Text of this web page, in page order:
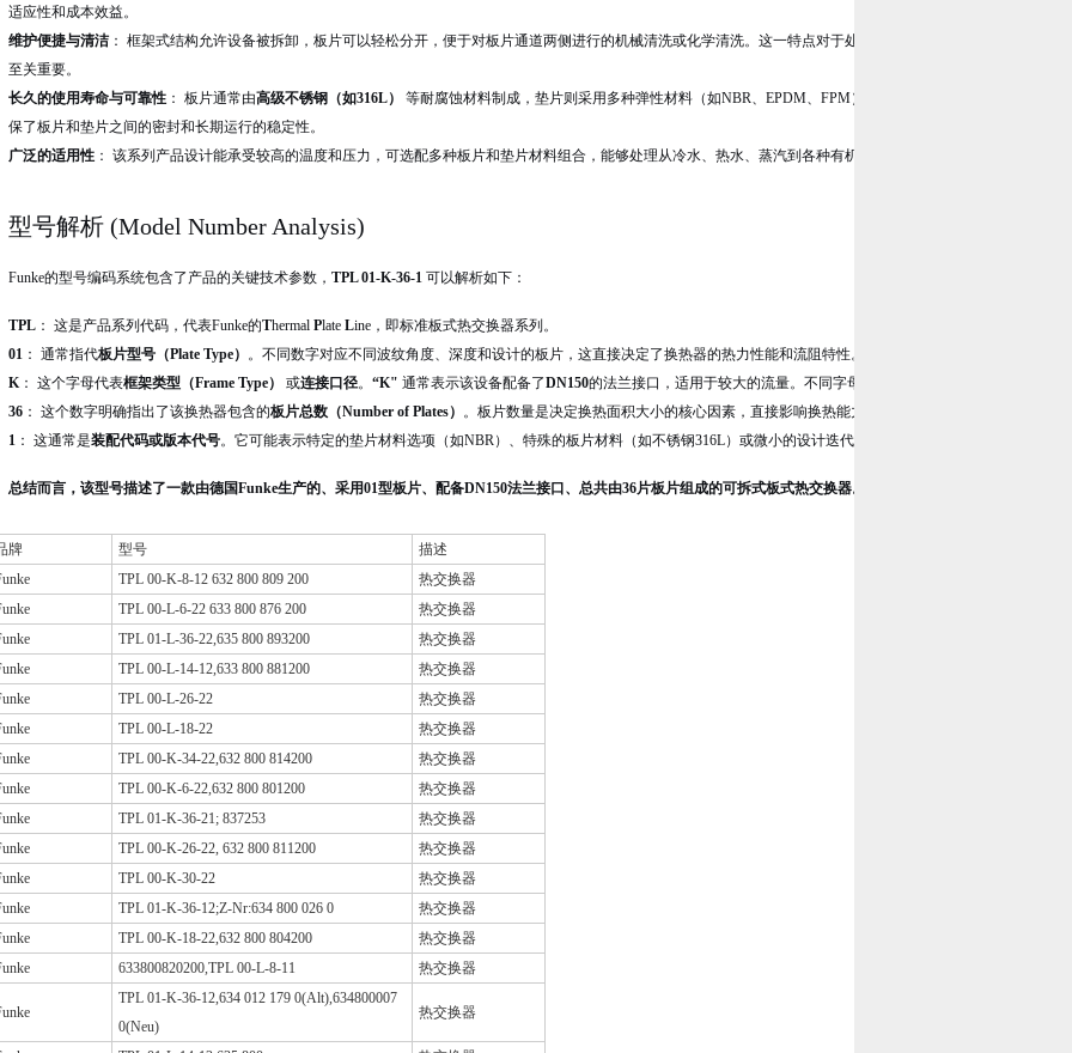
适应性和成本效益。
维护便捷与清洁： 框架式结构允许设备被拆卸，板片可以轻松分开，便于对板片通道两侧进行的机械清洗或化学清洗。这一特点对于处理易结垢的流体或卫生要求严格
至关重要。
长久的使用寿命与可靠性 ： 板片通常由高级不锈钢（如316L）
等耐腐蚀材料制成，垫片则采用多种弹性材料（如NBR、EPDM、FPM）以适应不同的温度和流体性质
保了板片和垫片之间的密封和长期运行的稳定性。
广泛的适用性 ： 该系列产品设计能承受较高的温度和压力，可选配多种板片和垫片材料组合，能够处理从冷水、热水、蒸汽到各种有机介质、油类和温和化学溶液的广
型号解析 (Model Number Analysis)
Funke的型号编码系统包含了产品的关键技术参数， TPL 01-K-36-1 可以解析如下：
TPL ： 这是产品系列代码，代表Funke的Thermal Plate Line，即标准板式热交换器系列。
01 ： 通常指代板片型号（Plate Type） 。不同数字对应不同波纹角度、深度和设计的板片，这直接决定了换热器的热力性能和流阻特性。
K： 这个字母代表框架类型（Frame Type） 或连接口径。 “K" 通常表示该设备配备了DN150的法兰接口，适用于较大的流量。不同字母（如A, B, C, D）对应不同的接
36 ： 这个数字明确指出了该换热器包含的板片总数（Number of Plates） 。板片数量是决定换热面积大小的核心因素，直接影响换热能力。
1 ： 这通常是装配代码或版本代号。它可能表示特定的垫片材料选项（如NBR）、特殊的板片材料（如不锈钢316L）或微小的设计迭代。
总结而言，该型号描述了一款由德国Funke生产的、采用01型板片、配备DN150法兰接口、总共由36片板片组成的可拆式板式热交换器。
牌 型号
描述
TPL 00-K-8-12 632 800 809 200
热交换器
TPL 00-L-6-22 633 800 876 200
热交换器
TPL 01-L-36-22,635 800 893200
热交换器
TPL 00-L-14-12,633 800 881200
热交换器
TPL 00-L-26-22
热交换器
TPL 00-L-18-22
热交换器
TPL 00-K-34-22,632 800 814200
热交换器
TPL 00-K-6-22,632 800 801200
热交换器
TPL 01-K-36-21; 837253
热交换器
TPL 00-K-26-22, 632 800 811200
热交换器
TPL 00-K-30-22
热交换器
TPL 01-K-36-12;Z-Nr:634 800 026 0
热交换器
TPL 00-K-18-22,632 800 804200
热交换器
633800820200,TPL 00-L-8-11 热交换器
TPL 01-K-36-12,634 012 179 0(Alt),634800007
0(Neu)
热交换器